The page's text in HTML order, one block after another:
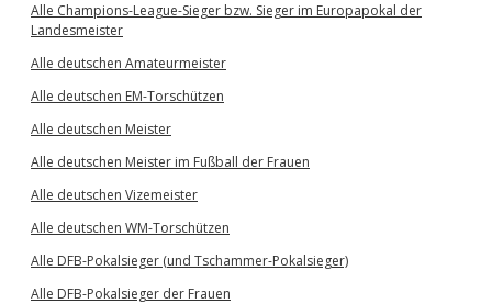
Alle Champions-League-Sieger bzw. Sieger im Europapokal der
Landesmeister
Alle deutschen Amateurmeister
Alle deutschen EM-Torschützen
Alle deutschen Meister
Alle deutschen Meister im Fußball der Frauen
Alle deutschen Vizemeister
Alle deutschen WM-Torschützen
Alle DFB-Pokalsieger (und Tschammer-Pokalsieger)
Alle DFB-Pokalsieger der Frauen